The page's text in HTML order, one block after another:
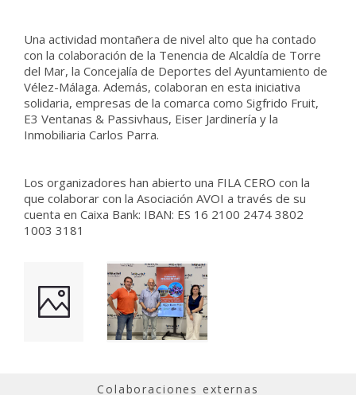
Una actividad montañera de nivel alto que ha contado
con la colaboración de la Tenencia de Alcaldía de Torre
del Mar, la Concejalía de Deportes del Ayuntamiento de
Vélez-Málaga. Además, colaboran en esta iniciativa
solidaria, empresas de la comarca como Sigfrido Fruit,
E3 Ventanas & Passivhaus, Eiser Jardinería y la
Inmobiliaria Carlos Parra.
Los organizadores han abierto una FILA CERO con la
que colaborar con la Asociación AVOI a través de su
cuenta en Caixa Bank: IBAN: ES 16 2100 2474 3802
1003 3181
Colaboraciones externas